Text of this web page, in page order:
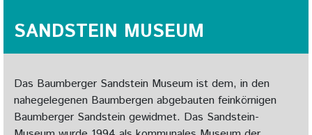
SANDSTEIN MUSEUM
Das Baumberger Sandstein Museum ist dem, in den
nahegelegenen Baumbergen abgebauten feinkörnigen
Baumberger Sandstein gewidmet. Das Sandstein-